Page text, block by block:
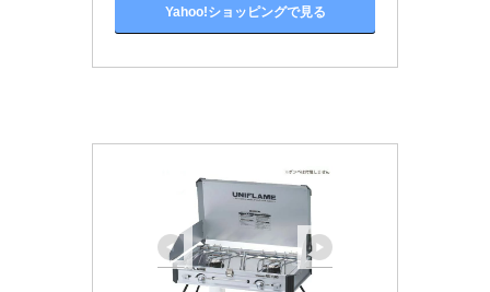
Yahoo!ショッピングで見る